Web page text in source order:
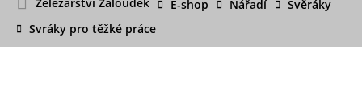
E-shop Nářadí
Svěráky
Svráky pro těžké práce